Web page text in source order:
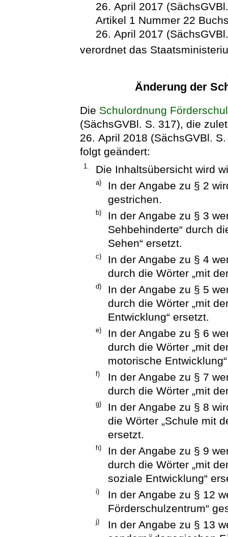
26. April 2017
Artikel 1 Nummer 22
26. April 2017
verordnet das
Änderung der
Die Schulordnung
(SächsGVBl. S. 317), die
26. April 2018 (SächsGVBl.
folgt geändert:
1. Die Inhaltsübersicht wird
a)
In der Angabe zu § 2
gestrichen.
b)
In der Angabe zu § 3
Sehbehinderte“ durch
Sehen“ ersetzt.
c)
In der Angabe zu § 4
durch die Wörter „mit
d)
In der Angabe zu § 5
durch die Wörter „mit
Entwicklung“ ersetzt.
e)
In der Angabe zu § 6
durch die Wörter „mit
motorische
f)
In der Angabe zu § 7
durch die Wörter „mit
g)
In der Angabe zu § 8
die Wörter „Schule mit
ersetzt.
h)
In der Angabe zu § 9
durch die Wörter „mit
soziale Entwicklung“
i)
In der Angabe zu § 12
Förderschulzentrum“
j)
In der Angabe zu § 13